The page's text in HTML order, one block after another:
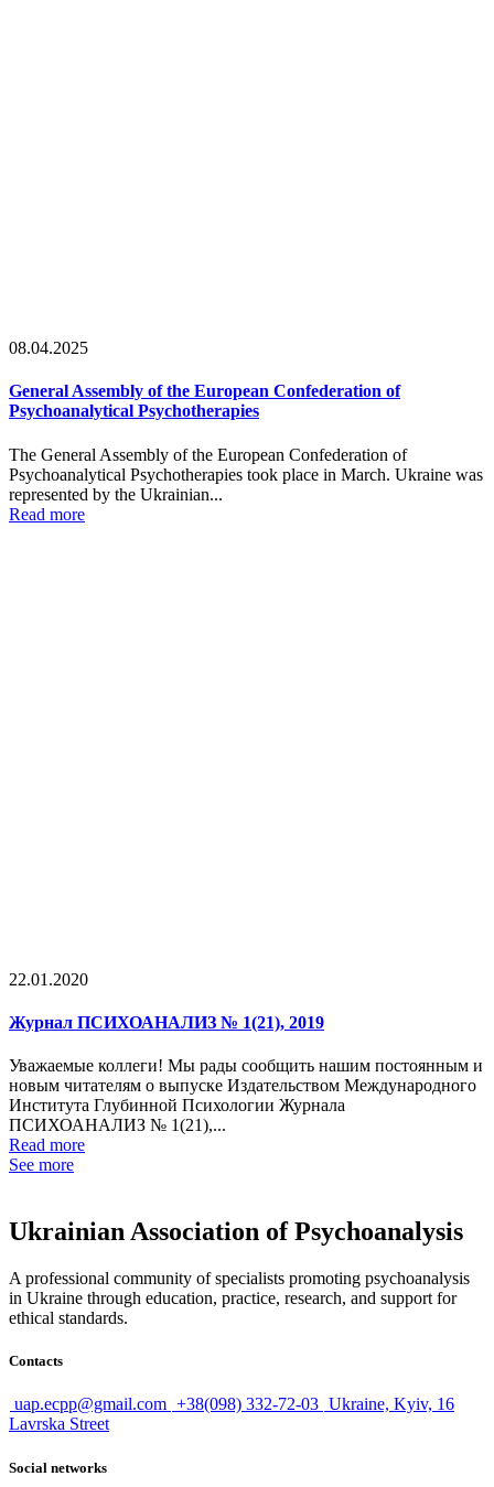
08.04.2025
General Assembly of the European Confederation of
Psychoanalytical Psychotherapies
The General Assembly of the European Confederation of
Psychoanalytical Psychotherapies took place in March. Ukraine was
represented by the Ukrainian...
Read more
22.01.2020
Журнал ПСИХОАНАЛИЗ № 1(21), 2019
Уважаемые коллеги! Мы рады сообщить нашим постоянным и
новым читателям о выпуске Издательством Международного
Института Глубинной Психологии Журнала
ПСИХОАНАЛИЗ № 1(21),...
Read more
See more
Ukrainian Association of Psychoanalysis
A professional community of specialists promoting psychoanalysis
in Ukraine through education, practice, research, and support for
ethical standards.
Contacts
uap.ecpp@gmail.com +38(098) 332-72-03 Ukraine, Kyiv, 16
Lavrska Street
Social networks